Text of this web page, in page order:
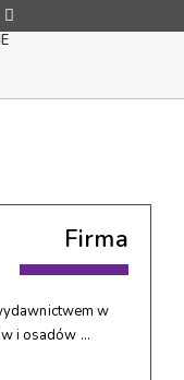
Firma
w
i osadów …